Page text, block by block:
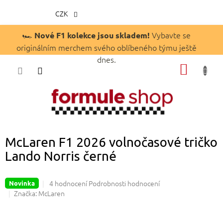
obsah
🏎️ Nové F1 kolekce jsou skladem! Vybavte se
originálním merchem svého oblíbeného týmu ještě
dnes.
CZK
McLaren F1 2026 volnočasové tričko
Lando Norris černé
Novinka
Průměrné
hodnocení
4 hodnoceníPodrobnosti hodnocení
Značka: McLaren